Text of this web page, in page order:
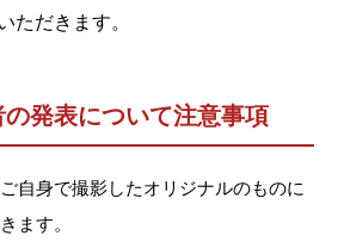
ただきます。
発表について注意事項
自身で撮影したオリジナルのものに
ます。